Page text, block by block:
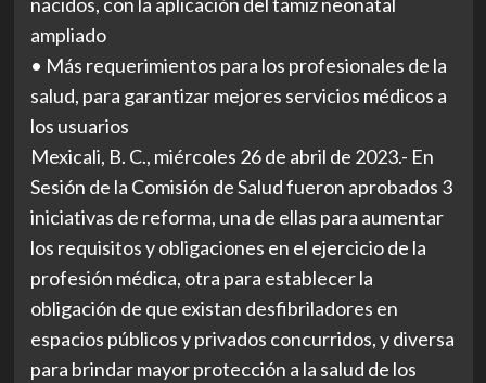
ampliado
• Más requerimientos para los profesionales de la
salud, para garantizar mejores servicios médicos a
los usuarios
Mexicali, B. C., miércoles 26 de abril de 2023.- En
Sesión de la Comisión de Salud fueron aprobados 3
iniciativas de reforma, una de ellas para aumentar
los requisitos y obligaciones en el ejercicio de la
profesión médica, otra para establecer la
obligación de que existan desfibriladores en
espacios públicos y privados concurridos, y diversa
para brindar mayor protección a la salud de los